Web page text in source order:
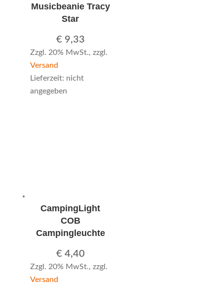
Musicbeanie Tracy
Star
€ 9,33
Zzgl. 20% MwSt., zzgl.
Versand
Lieferzeit: nicht
angegeben
CampingLight
COB
Campingleuchte
€ 4,40
Zzgl. 20% MwSt., zzgl.
Versand